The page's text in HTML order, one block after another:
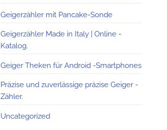
Geigerzähler mit Pancake-Sonde
Geigerzähler Made in Italy | Online -
Katalog.
Geiger Theken für Android -Smartphones
Präzise und zuverlässige präzise Geiger -
Zähler.
Uncategorized